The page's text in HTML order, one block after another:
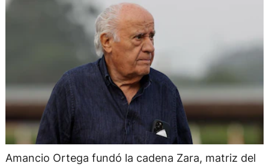
Amancio Ortega fundó la cadena Zara, matriz del